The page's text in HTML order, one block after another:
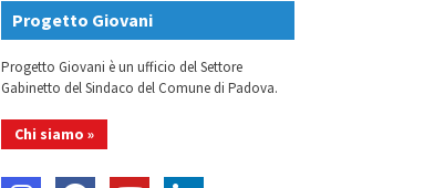
Progetto Giovani
Progetto Giovani è un ufficio del Settore
Gabinetto del Sindaco del Comune di Padova.
Chi siamo »